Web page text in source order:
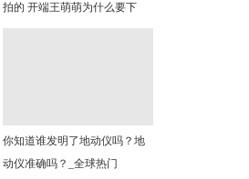
拍的 开端王萌萌为什么要下
车？
你知道谁发明了地动仪吗？地
动仪准确吗？_全球热门